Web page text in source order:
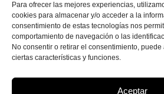
Para ofrecer las mejores experiencias,
cookies para almacenar y/o acceder a la
consentimiento de estas tecnologías nos
comportamiento de navegación o las
No consentir o retirar el consentimiento,
ciertas características y funciones.
Aceptar
Laila Victoria ©